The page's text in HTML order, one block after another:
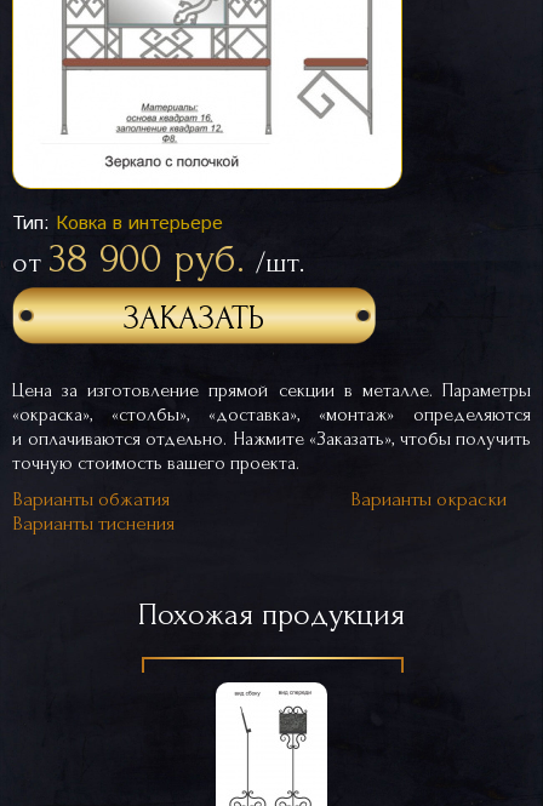
Тип: Ковка в интерьере
от 38 900 руб. /шт.
ЗАКАЗАТЬ
Цена за изготовление прямой секции в металле. Параметры
«окраска», «столбы», «доставка», «монтаж» определяются
и оплачиваются отдельно. Нажмите «Заказать», чтобы получить
точную стоимость вашего проекта.
Варианты обжатия
Варианты окраски
Варианты тиснения
Похожая продукция